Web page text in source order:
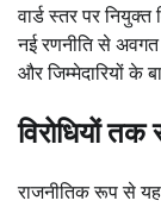
वार्ड स्तर पर
नई रणनीति से अवगत
और जिम्मेदारियों के
विरोधियों
राजनीतिक रूप से